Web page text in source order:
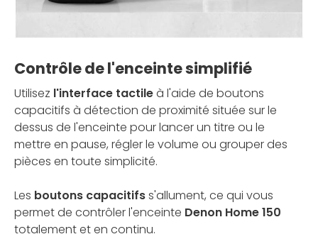
Contrôle de l'enceinte simplifié
Utilisez l'interface tactileà l'aide de boutons
capacitifs à détection de proximité située sur le
dessus de l'enceinte pour lancer un titre ou le
mettre en pause, régler le volume ou grouper des
pièces en toute simplicité.
Les boutons capacitifss'allument, ce qui vous
permet de contrôler l'enceinte Denon Home 150
totalement et en continu.